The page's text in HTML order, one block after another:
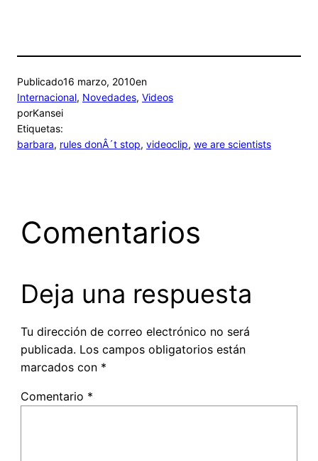
Publicado16 marzo, 2010en
Internacional, Novedades, Videos
porKansei
Etiquetas:
barbara, rules donÂ´t stop, videoclip, we are scientists
Comentarios
Deja una respuesta
Tu dirección de correo electrónico no será
publicada. Los campos obligatorios están
marcados con *
Comentario *